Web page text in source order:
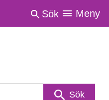
Sök Meny
Sök